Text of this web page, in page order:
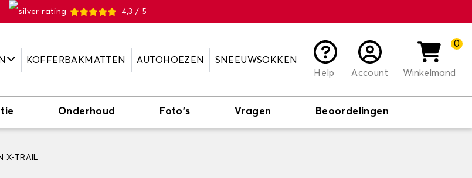
4,3 / 5
KOFFERBAKMATTEN AUTOHOEZEN
SNEEUWSOKKEN
Help
Account
0
Winkelmand
Onderhoud Foto's Vragen Beoordelingen
X-TRAIL